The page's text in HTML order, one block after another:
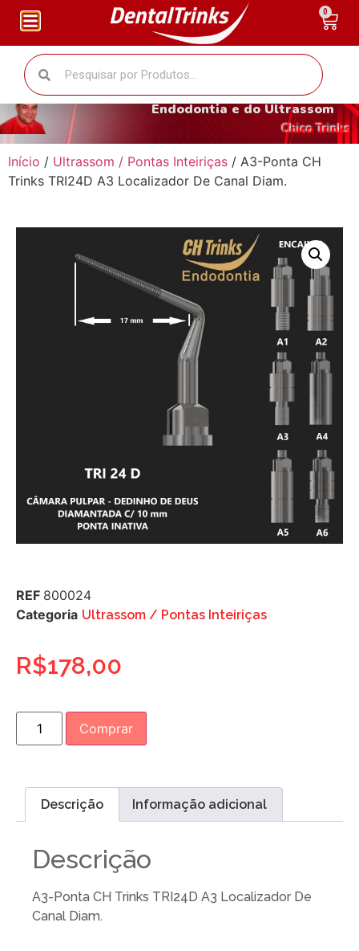
O fantástico mundo da
Endodontia e do Ultrassom
Chico Trinks
Início / Ultrassom / Pontas Inteiriças / A3-Ponta CH
Trinks TRI24D A3 Localizador De Canal Diam.
REF 800024
Categoria Ultrassom / Pontas Inteiriças
R$178,00
Comprar
Descrição Informação adicional
Descrição
A3-Ponta CH Trinks TRI24D A3 Localizador De
Canal Diam.
0